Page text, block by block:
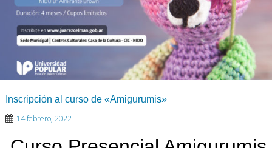
Inscripción al curso de «Amigurumis»
14 febrero, 2022